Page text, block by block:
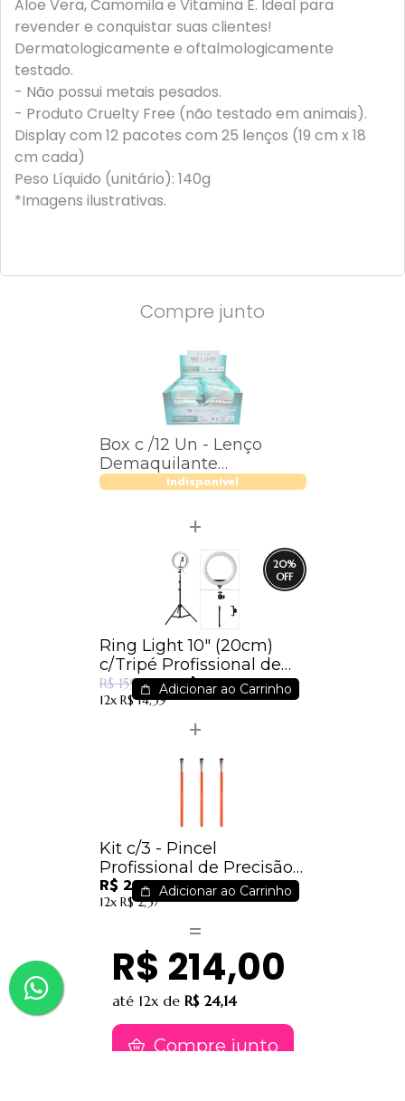
Aloe Vera, Camomila e Vitamina E. Ideal para
revender e conquistar suas clientes!
Dermatologicamente e oftalmologicamente
testado.
- Não possui metais pesados.
- Produto Cruelty Free (não testado em animais).
Display com 12 pacotes com 25 lenços (19 cm x 18
cm cada)
Peso Líquido (unitário): 140g
*Imagens ilustrativas.
Compre junto
Box c /12 Un - Lenço
Demaquilante
Hidratante Soft Skin -
Indisponível
20%
Ring Light 10" (20cm)
c/Tripé Profissional de
210 cm
R$ 159,00 R$ 127,50
12x R$ 14,39
Adicionar ao Carrinho
Kit c/3 - Pincel
Profissional de Precisão
Para Delinear Linha
Beauty Tools Macrilan -
R$ 21,00
12x R$ 2,37
Adicionar ao Carrinho
R$ 214,00
até 12x de R$ 24,14
Compre junto